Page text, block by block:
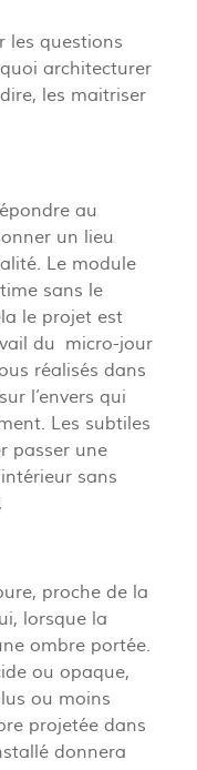
les questions
architecturer
les maitriser
au
un lieu
Le module
sans le
le projet est
du micro-jour
réalisés dans
l’envers qui
Les subtiles
passer une
sans
proche de la
lorsque la
ombre portée.
ou opaque,
ou moins
projetée dans
donnera